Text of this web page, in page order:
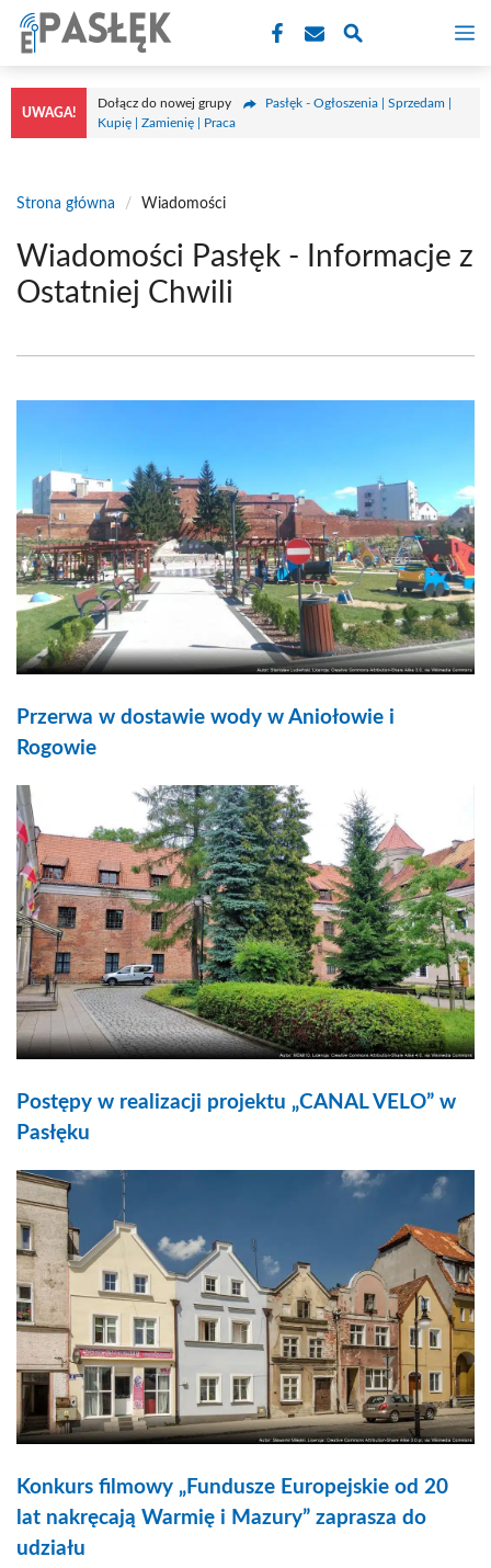
Przejdź
treści
UWAGA!
Dołącz do nowej grupy
Pasłęk - Ogłoszenia | Sprzedam |
Kupię | Zamienię | Praca
Strona główna / Wiadomości
Wiadomości Pasłęk - Informacje z
Ostatniej Chwili
Przerwa w dostawie wody w Aniołowie i
Rogowie
Postępy w realizacji projektu „CANAL VELO” w
Pasłęku
Konkurs filmowy „Fundusze Europejskie od 20
lat nakręcają Warmię i Mazury” zaprasza do
udziału